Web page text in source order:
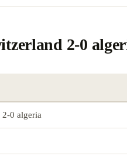
2-0
0 algeria